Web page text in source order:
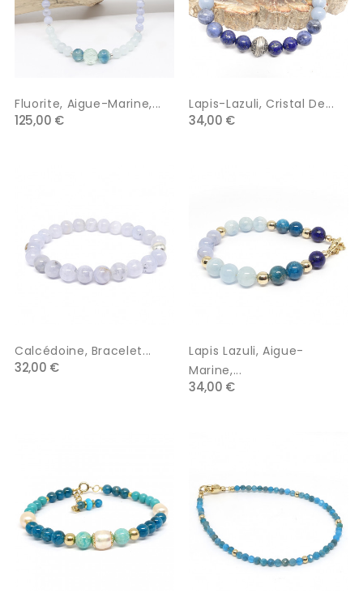
Fluorite, Aigue-Marine,...
125,00 €
Lapis-Lazuli, Cristal De...
34,00 €
Calcédoine, Bracelet...
32,00 €
Lapis Lazuli, Aigue-
Marine,...
34,00 €